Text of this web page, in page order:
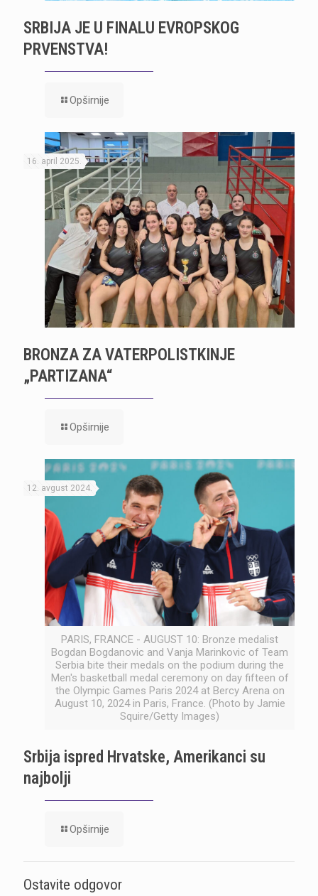
SRBIJA JE U FINALU EVROPSKOG
PRVENSTVA!
Opširnije
16. april 2025.
BRONZA ZA VATERPOLISTKINJE
„PARTIZANA“
Opširnije
PARIS, FRANCE - AUGUST 10: Bronze medalist
Bogdan Bogdanovic and Vanja Marinkovic of Team
Serbia bite their medals on the podium during the
Men's basketball medal ceremony on day fifteen of
the Olympic Games Paris 2024 at Bercy Arena on
August 10, 2024 in Paris, France. (Photo by Jamie
Squire/Getty Images)
12. avgust 2024.
Srbija ispred Hrvatske, Amerikanci su
najbolji
Opširnije
Ostavite odgovor